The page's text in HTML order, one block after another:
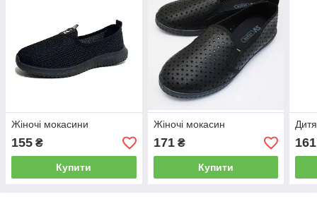
Жіночі мокасини
155 ₴
Купити
Жіночі мокасин
171₴
Купити
161